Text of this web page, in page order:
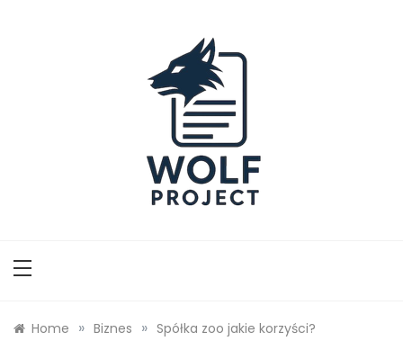
Home » Biznes » Spółka zoo jakie korzyści?